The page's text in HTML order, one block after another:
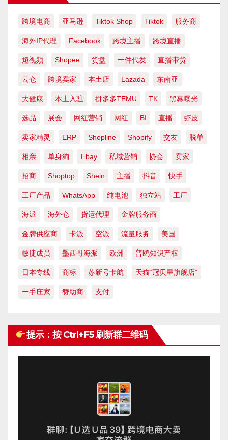
跨境电商 亚马逊 Tiktok Shop Tiktok 服务商
海外IP代理 Facebook 跨境主播 跨境直播
短视频 Shopee 货盘 一件代发 直播带货
云仓 跨境卖家 本土店 Lazada 东南亚
大健康 本土入驻 拼多多TEMU TK 黑幕曝光
选品 展会 网红营销 网红 BI 直播 虾皮
卖家精灵 ERP Shopline Shopify 交友 脱单
相亲 单身狗 Ebay 私域营销 协会 卖家
招商 Shoptop Shein 主播 抖音 快手
工厂产品 WhatsApp 纯电池 独立站 工厂
海派 海外仓 货运代理 金牌服务商
金牌供应商 卡派 空派 流量服务 美国
敏捷成员 墨西哥海派 欧洲 普鸥知识产权
日本专线 商标 苏新号卡航 天猫“冠贝星旗舰店”
一手庄家 赞助商 支付
提示：按 Ctrl+F5 刷新群二维码